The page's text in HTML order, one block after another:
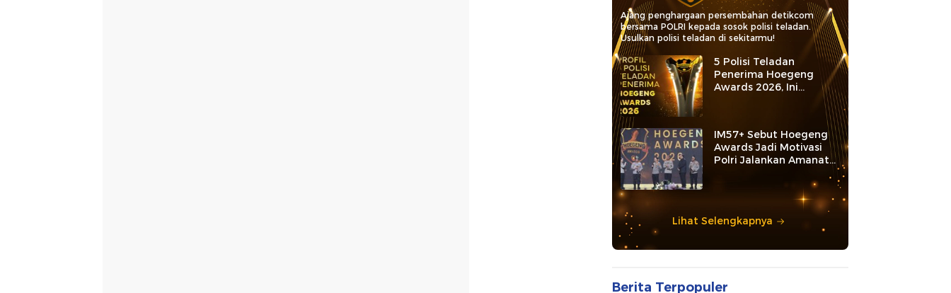
Ajang penghargaan persembahan detikcom
bersama POLRI kepada sosok polisi teladan.
Usulkan polisi teladan di sekitarmu!
5 Polisi Teladan
Penerima Hoegeng
Awards 2026, Ini
Kategori dan Kiprahnya
IM57+ Sebut Hoegeng
Awards Jadi Motivasi
Polri Jalankan Amanat
Lihat Selengkapnya
Berita Terpopuler